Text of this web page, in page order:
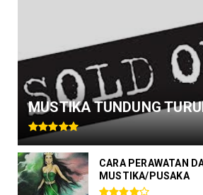
MUSTIKA TUNDUNG
CARA PERAWATAN
MUSTIKA/PUSAKA